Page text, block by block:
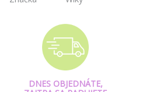
DNES OBJEDNÁTE,